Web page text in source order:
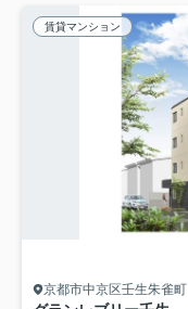
賃貸マンション
京都市中京区壬生朱雀町